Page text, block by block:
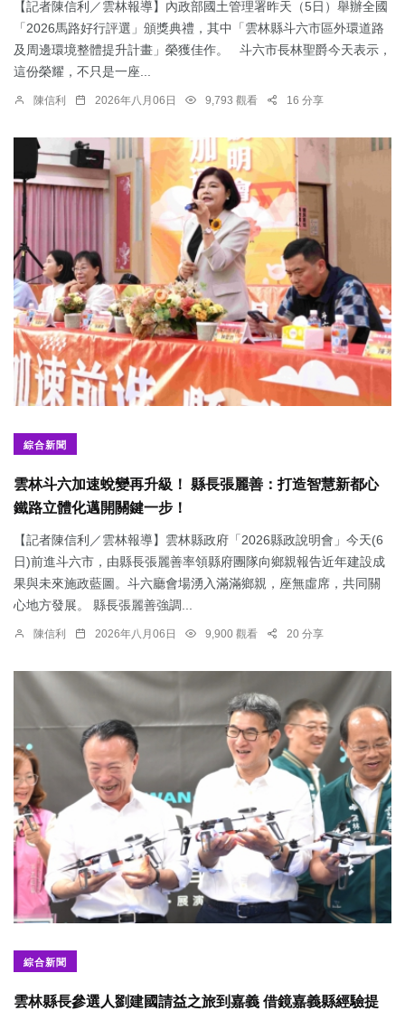
【記者陳信利／雲林報導】內政部國土管理署昨天（5日）舉辦全國
「2026馬路好行評選」頒獎典禮，其中「雲林縣斗六市區外環道路
及周邊環境整體提升計畫」榮獲佳作。 斗六市長林聖爵今天表示，
這份榮耀，不只是一座...
陳信利 2026年八月06日 9,793 觀看 16 分享
綜合新聞
雲林斗六加速蛻變再升級！ 縣長張麗善：打造智慧新都心
鐵路立體化邁開關鍵一步！
【記者陳信利／雲林報導】雲林縣政府「2026縣政說明會」今天(6
日)前進斗六市，由縣長張麗善率領縣府團隊向鄉親報告近年建設成
果與未來施政藍圖。斗六廳會場湧入滿滿鄉親，座無虛席，共同關
心地方發展。 縣長張麗善強調...
陳信利 2026年八月06日 9,900 觀看 20 分享
綜合新聞
雲林縣長參選人劉建國請益之旅到嘉義 借鏡嘉義縣經驗提